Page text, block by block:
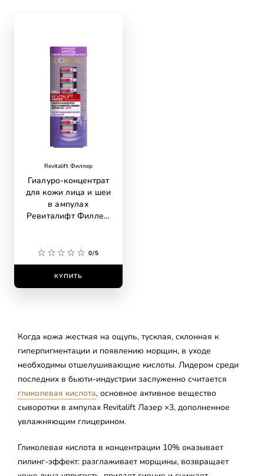
Revitalift Филлер
Гиалуро-концентрат
для кожи лица и шеи
в ампулах
Ревиталифт Филлер,
0/5
КУПИТЬ
Когда кожа жесткая на ощупь, тусклая, склонная к
гиперпигментации и появлению морщин, в уходе
необходимы отшелушивающие кислоты. Лидером среди
последних в бьюти-индустрии заслуженно считается
гликолевая кислота, основное активное вещество
сыворотки в ампулах Revitalift Лазер ×3, дополненное
увлажняющим глицерином.
Гликолевая кислота в концентрации 10% оказывает
пилинг-эффект: разглаживает морщины, возвращает